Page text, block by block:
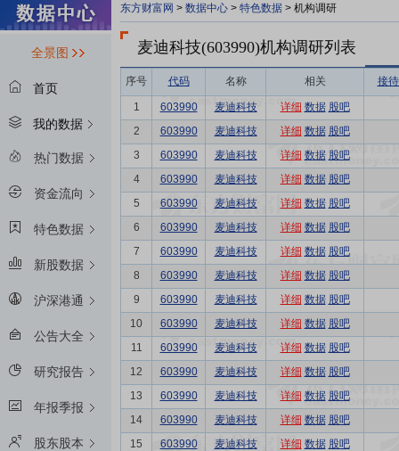
全景图
首页
我的数据
热门数据
资金流向
特色数据
新股数据
沪深港通
公告大全
研究报告
年报季报
股东股本
东方财富网 > 数据中心 > 特色数据 > 机构调研
麦迪科技(603990)机构调研列表
序号 代码 名称 相关 接
1 603990 麦迪科技 详细 数据 股吧
2
603990 麦迪科技 详细 数据 股吧
3
603990 麦迪科技 详细 数据 股吧
4
603990 麦迪科技 详细 数据 股吧
5
603990 麦迪科技 详细 数据 股吧
6
603990 麦迪科技 详细 数据 股吧
7
603990 麦迪科技 详细 数据 股吧
8
603990 麦迪科技 详细 数据 股吧
9
603990 麦迪科技 详细 数据 股吧
10
603990 麦迪科技 详细 数据 股吧
11
603990 麦迪科技 详细 数据 股吧
12
603990 麦迪科技 详细 数据 股吧
13
603990 麦迪科技 详细 数据 股吧
14
603990 麦迪科技 详细 数据 股吧
15
603990 麦迪科技 详细 数据 股吧